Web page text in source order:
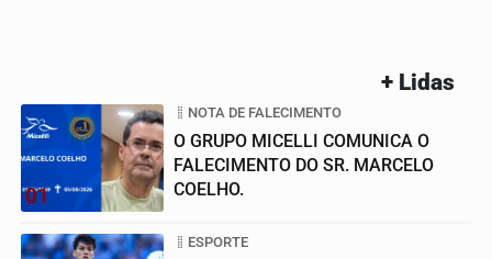
+ Lidas
01
NOTA DE FALECIMENTO
O GRUPO MICELLI COMUNICA O
FALECIMENTO DO SR. MARCELO
COELHO.
ESPORTE